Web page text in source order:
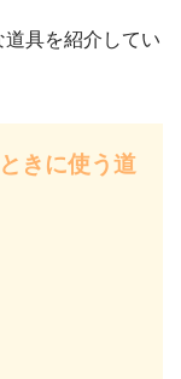
具を紹介してい
きに使う道